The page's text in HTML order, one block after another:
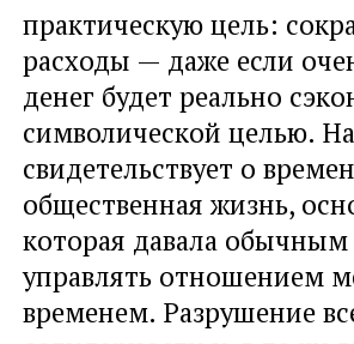
практическую цель:
расходы — даже если
денег будет реально
символической целью.
свидетельствует о
общественная жизнь,
которая давала
управлять отношением
временем. Разрушение